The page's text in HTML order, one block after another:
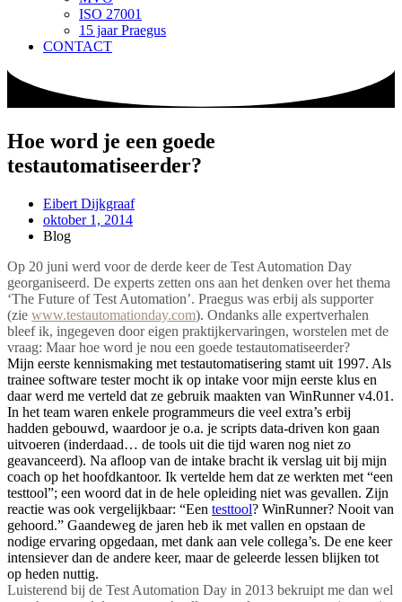
ISO 27001
15 jaar Praegus
CONTACT
Hoe word je een goede
testautomatiseerder?
Eibert Dijkgraaf
oktober 1, 2014
Blog
Op 20 juni werd voor de derde keer de Test Automation Day
georganiseerd. De experts zetten ons aan het denken over het thema
‘The Future of Test Automation’. Praegus was erbij als supporter
(zie www.testautomationday.com). Ondanks alle expertverhalen
bleef ik, ingegeven door eigen praktijkervaringen, worstelen met de
vraag: Maar hoe word je nou een goede testautomatiseerder?
Mijn eerste kennismaking met testautomatisering stamt uit 1997. Als
trainee software tester mocht ik op intake voor mijn eerste klus en
daar werd me verteld dat ze gebruik maakten van WinRunner v4.01.
In het team waren enkele programmeurs die veel extra’s erbij
hadden gebouwd, waardoor je o.a. je scripts data-driven kon gaan
uitvoeren (inderdaad… de tools uit die tijd waren nog niet zo
geavanceerd). Na afloop van de intake bracht ik verslag uit bij mijn
coach op het hoofdkantoor. Ik vertelde hem dat ze werkten met “een
testtool”; een woord dat in de hele opleiding niet was gevallen. Zijn
reactie was ook vergelijkbaar: “Een testtool? WinRunner? Nooit van
gehoord.” Gaandeweg de jaren heb ik met vallen en opstaan de
nodige ervaring opgedaan, met dank aan vele collega’s. De ene keer
intensiever dan de andere keer, maar de geleerde lessen blijken tot
op heden nuttig.
Luisterend bij de Test Automation Day in 2013 bekruipt me dan wel